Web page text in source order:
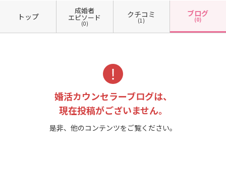
トップ
成婚者
エピソード
(0)
クチコミ
(1)
ブログ
(0)
婚活カウンセラーブログは、
現在投稿がございません。
是非、他のコンテンツをご覧ください。